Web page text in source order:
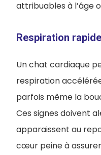
attribuables à l’âge
Respiration
Un chat cardiaque
respiration
parfois même la
Ces signes doivent
apparaissent au
cœur peine à